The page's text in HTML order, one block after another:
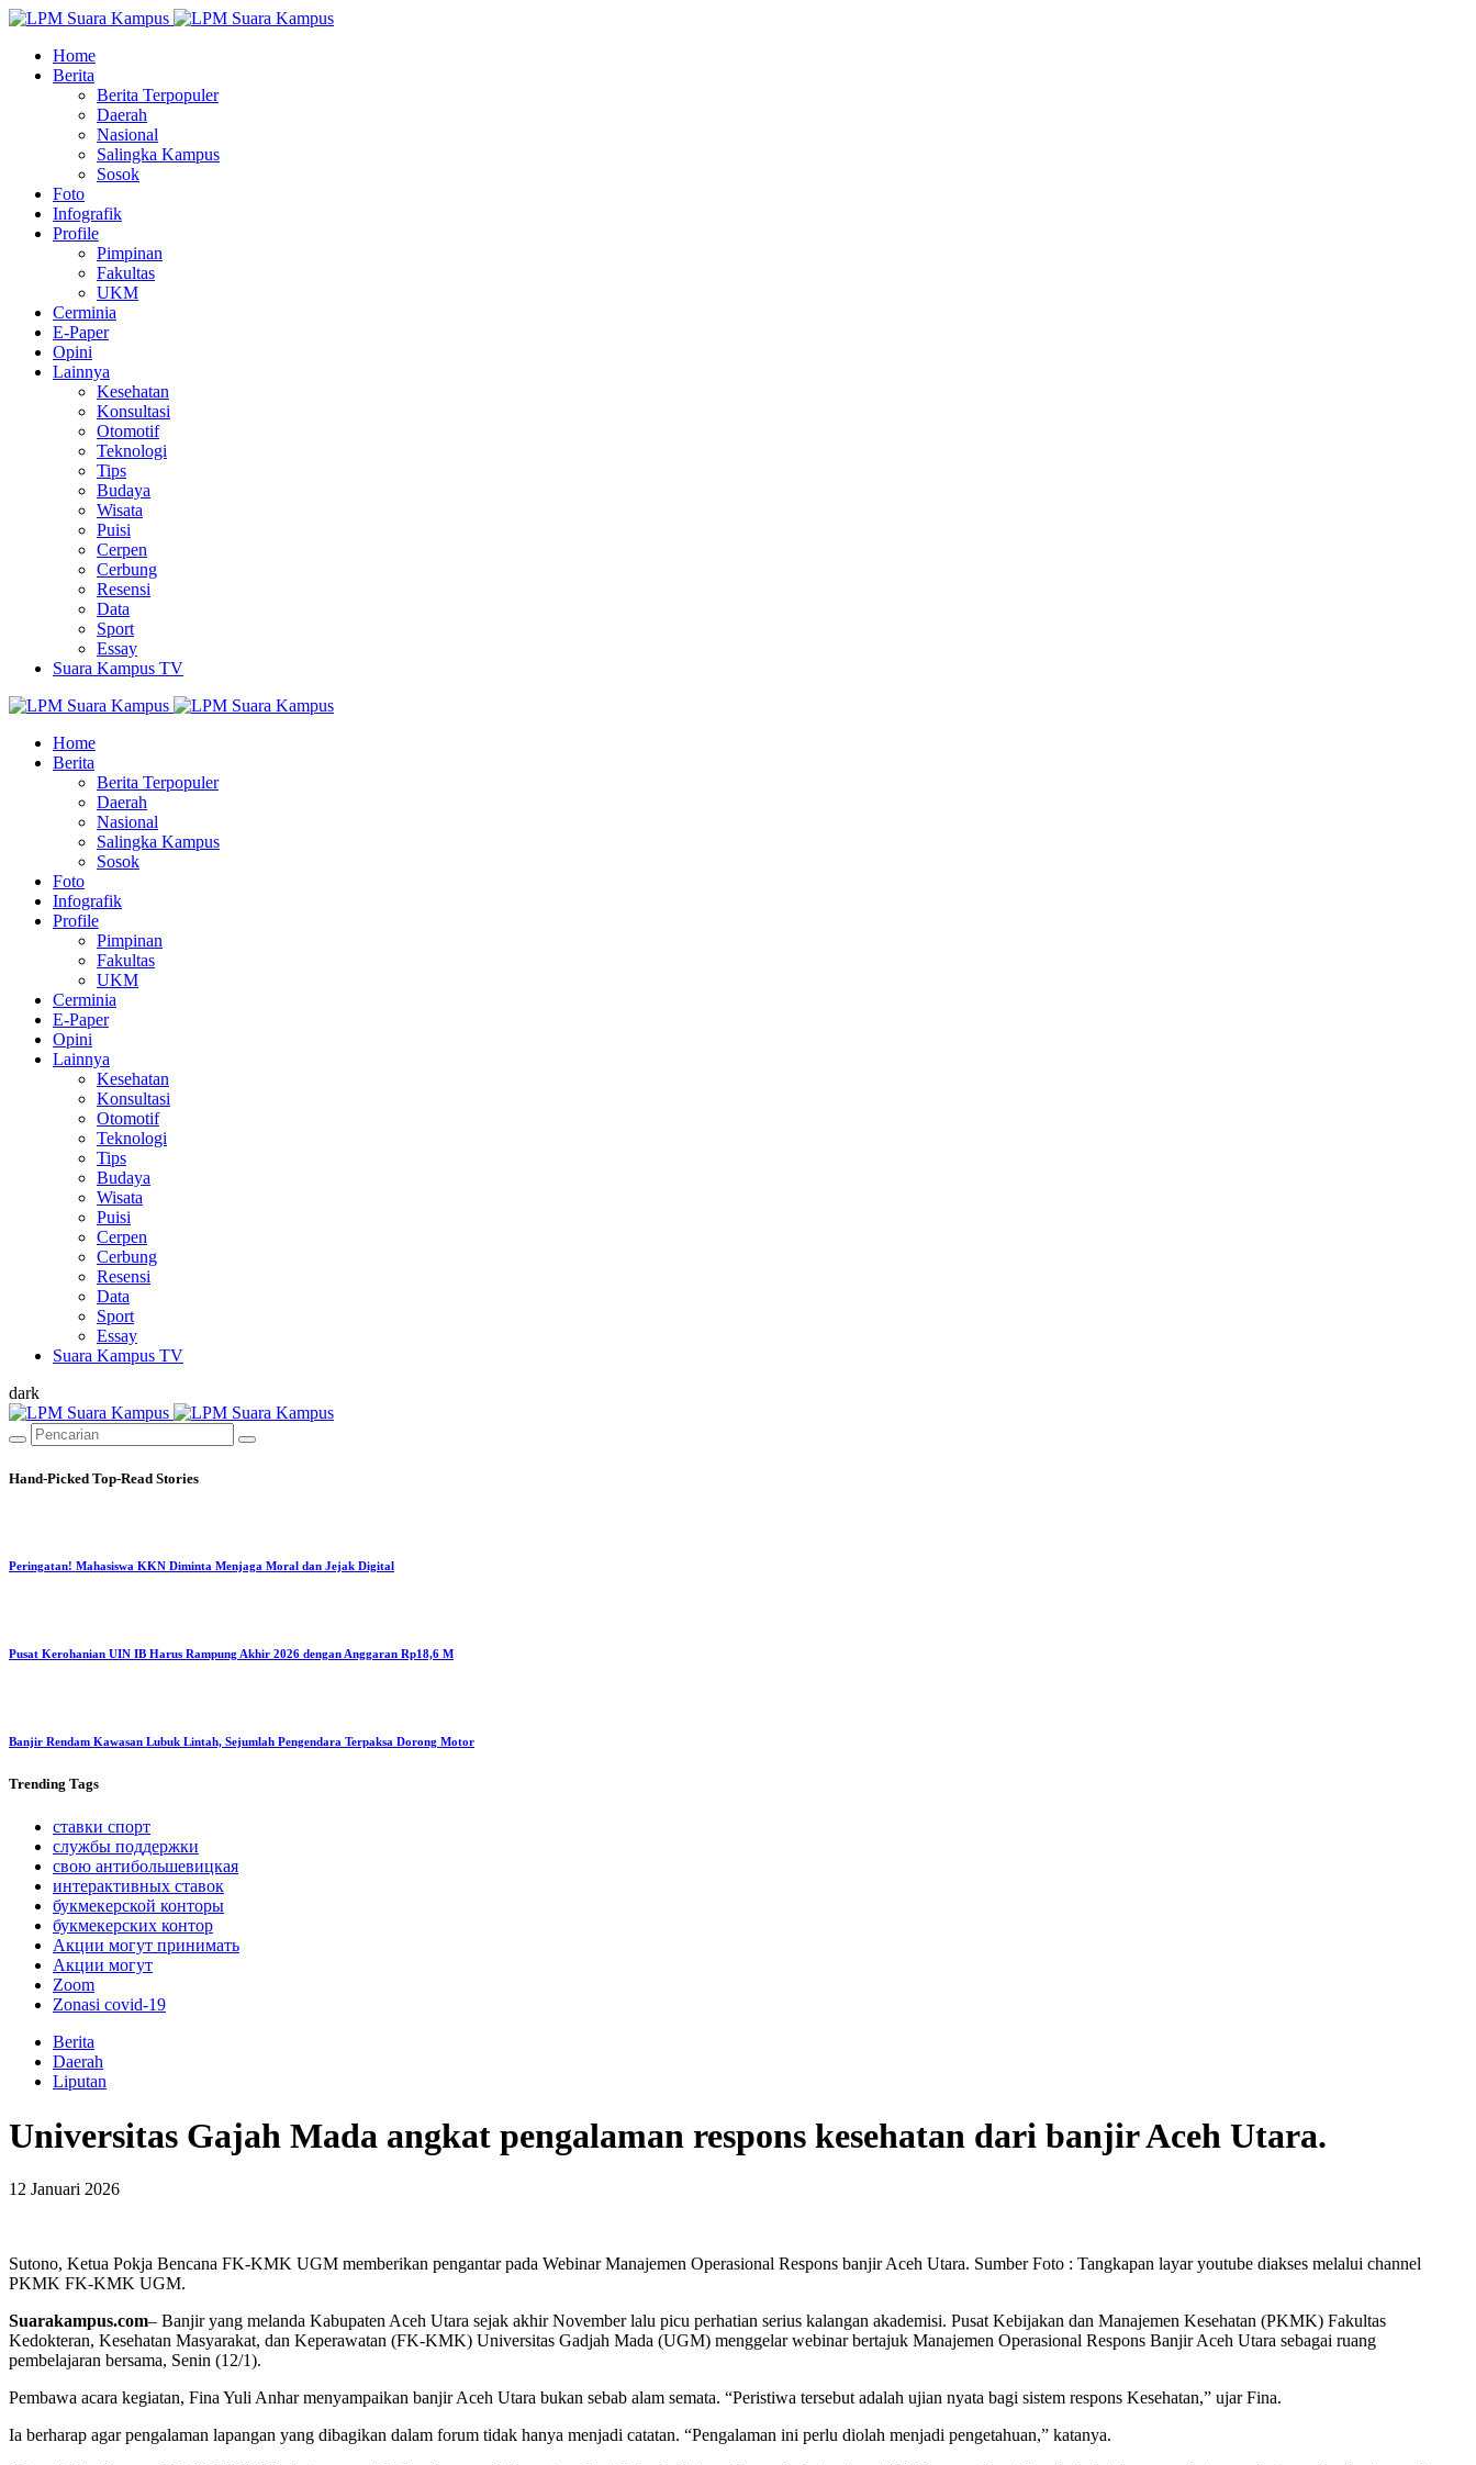
Home
Berita
Berita Terpopuler
Daerah
Nasional
Salingka Kampus
Sosok
Foto
Infografik
Profile
Pimpinan
Fakultas
UKM
Cerminia
E-Paper
Opini
Lainnya
Kesehatan
Konsultasi
Otomotif
Teknologi
Tips
Budaya
Wisata
Puisi
Cerpen
Cerbung
Resensi
Data
Sport
Essay
Suara Kampus TV
Home
Berita
Berita Terpopuler
Daerah
Nasional
Salingka Kampus
Sosok
Foto
Infografik
Profile
Pimpinan
Fakultas
UKM
Cerminia
E-Paper
Opini
Lainnya
Kesehatan
Konsultasi
Otomotif
Teknologi
Tips
Budaya
Wisata
Puisi
Cerpen
Cerbung
Resensi
Data
Sport
Essay
Suara Kampus TV
dark
Hand-Picked Top-Read Stories
Peringatan! Mahasiswa KKN Diminta Menjaga Moral dan Jejak Digital
Pusat Kerohanian UIN IB Harus Rampung Akhir 2026 dengan Anggaran Rp18,6 M
Banjir Rendam Kawasan Lubuk Lintah, Sejumlah Pengendara Terpaksa Dorong Motor
Trending Tags
ставки спорт
службы поддержки
свою антибольшевицкая
интерактивных ставок
букмекерской конторы
букмекерских контор
Акции могут принимать
Акции могут
Zoom
Zonasi covid-19
Berita
Daerah
Liputan
Universitas Gajah Mada angkat pengalaman respons kesehatan dari banjir Aceh Utara.
12 Januari 2026
Sutono, Ketua Pokja Bencana FK-KMK UGM memberikan pengantar pada Webinar Manajemen Operasional Respons banjir Aceh Utara. Sumber Foto : Tangkapan layar youtube diakses melalui channel
PKMK FK-KMK UGM.
Suarakampus.com– Banjir yang melanda Kabupaten Aceh Utara sejak akhir November lalu picu perhatian serius kalangan akademisi. Pusat Kebijakan dan Manajemen Kesehatan (PKMK) Fakultas
Kedokteran, Kesehatan Masyarakat, dan Keperawatan (FK-KMK) Universitas Gadjah Mada (UGM) menggelar webinar bertajuk Manajemen Operasional Respons Banjir Aceh Utara sebagai ruang
pembelajaran bersama, Senin (12/1).
Pembawa acara kegiatan, Fina Yuli Anhar menyampaikan banjir Aceh Utara bukan sebab alam semata. “Peristiwa tersebut adalah ujian nyata bagi sistem respons Kesehatan,” ujar Fina.
Ia berharap agar pengalaman lapangan yang dibagikan dalam forum tidak hanya menjadi catatan. “Pengalaman ini perlu diolah menjadi pengetahuan,” katanya.